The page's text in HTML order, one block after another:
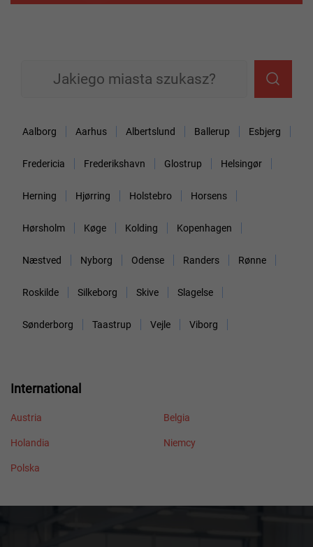
Aalborg Aarhus Albertslund Ballerup Esbjerg
Fredericia Frederikshavn Glostrup Helsingør
Herning Hjørring Holstebro Horsens
Hørsholm Køge Kolding Kopenhagen
Næstved Nyborg Odense Randers Rønne
Roskilde Silkeborg Skive Slagelse
Sønderborg Taastrup Vejle Viborg
International
Austria Belgia
Holandia Niemcy
Polska